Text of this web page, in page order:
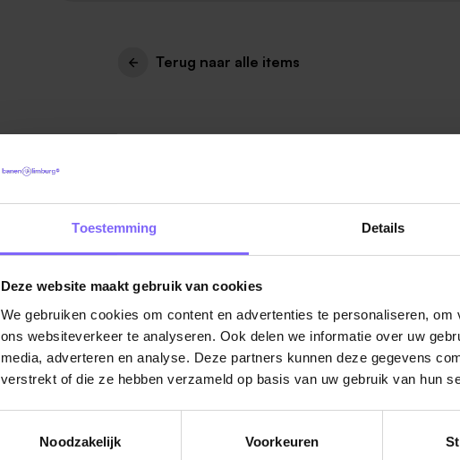
Toestemming Details
Deze website maakt gebruik van cookies
We gebruiken cookies om content en advertenties te personaliseren,
ons websiteverkeer te analyseren. Ook delen we informatie over uw
media, adverteren en analyse. Deze partners kunnen deze gegevens
verstrekt of die ze hebben verzameld op basis van uw gebruik van hun
Noodzakelijk
Voorkeuren
Terug naar alle items
in je
Schrijf je in en we houden je